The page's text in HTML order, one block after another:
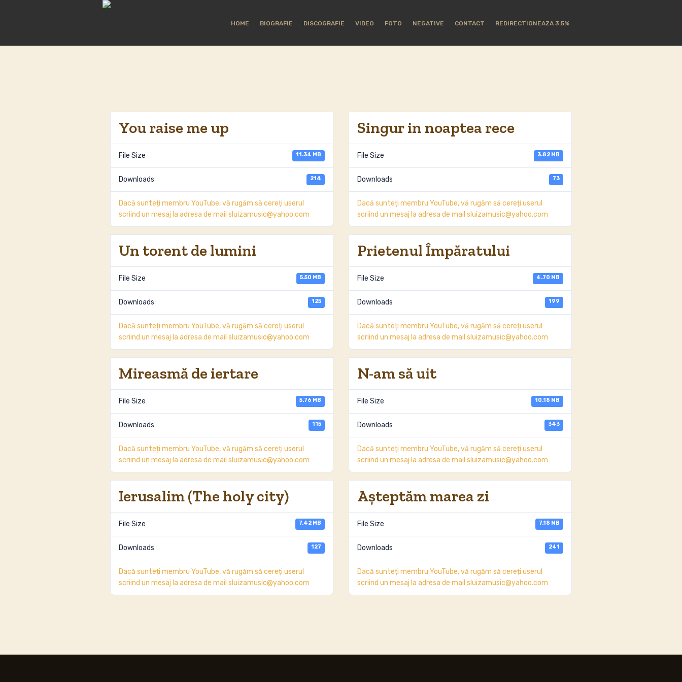
HOME BIOGRAFIE DISCOGRAFIE VIDEO FOTO NEGATIVE CONTACT REDIRECTIONEAZA 3.5%
You raise me up
File Size 11.34 MB
Downloads 214
Dacă sunteți membru YouTube, vă rugăm să cereți userul
scriind un mesaj la adresa de mail sluizamusic@yahoo.com
Singur in noaptea rece
File Size 3.82 MB
Downloads 73
Dacă sunteți membru YouTube, vă rugăm să cereți userul
scriind un mesaj la adresa de mail sluizamusic@yahoo.com
Un torent de lumini
File Size 5.50 MB
Downloads 125
Dacă sunteți membru YouTube, vă rugăm să cereți userul
scriind un mesaj la adresa de mail sluizamusic@yahoo.com
Prietenul Împăratului
File Size 4.70 MB
Downloads 199
Dacă sunteți membru YouTube, vă rugăm să cereți userul
scriind un mesaj la adresa de mail sluizamusic@yahoo.com
Mireasmă de iertare
File Size 5.76 MB
Downloads 115
Dacă sunteți membru YouTube, vă rugăm să cereți userul
scriind un mesaj la adresa de mail sluizamusic@yahoo.com
N-am să uit
File Size 10.18 MB
Downloads 343
Dacă sunteți membru YouTube, vă rugăm să cereți userul
scriind un mesaj la adresa de mail sluizamusic@yahoo.com
Ierusalim (The holy city)
File Size 7.42 MB
Downloads 127
Dacă sunteți membru YouTube, vă rugăm să cereți userul
scriind un mesaj la adresa de mail sluizamusic@yahoo.com
Aşteptăm marea zi
File Size 7.18 MB
Downloads 241
Dacă sunteți membru YouTube, vă rugăm să cereți userul
scriind un mesaj la adresa de mail sluizamusic@yahoo.com